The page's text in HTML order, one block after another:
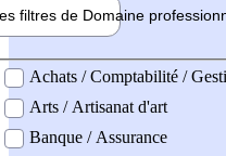
filtres de Domaine pro
professionel
Achats / Comptabilité /
Arts / Artisanat d'art
Banque / Assurance